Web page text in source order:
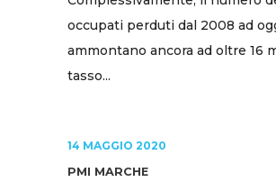
occupati perduti dal 2008 ad
ammontano ancora ad oltre 16
tasso...
14 MAGGIO 2020
PMI MARCHE